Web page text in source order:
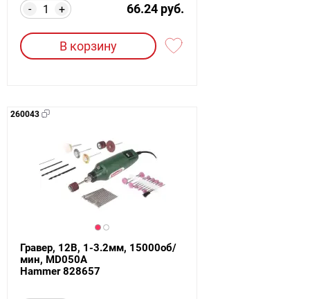
+
- 66.24 руб.
В корзину
260043
Гравер, 12В, 1-3.2мм, 15000об/
мин, MD050A
Hammer 828657